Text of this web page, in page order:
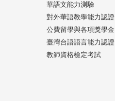
華語文能力測驗
對外華語教學能力認證
公費留學與各項獎學金
臺灣台語語言能力認證
教師資格檢定考試